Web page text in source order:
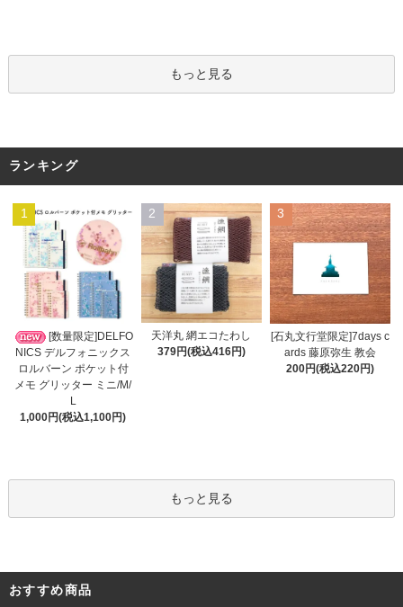
もっと見る
ランキング
1
[数量限定]DELFO
NICS デルフォニックス
ロルバーン ポケット付
メモ グリッター ミニ/M/
L
1,000円(税込1,100円)
2
天洋丸 網エコたわし
379円(税込416円)
3
[石丸文行堂限定]7days c
ards 藤原弥生 教会
200円(税込220円)
もっと見る
おすすめ商品